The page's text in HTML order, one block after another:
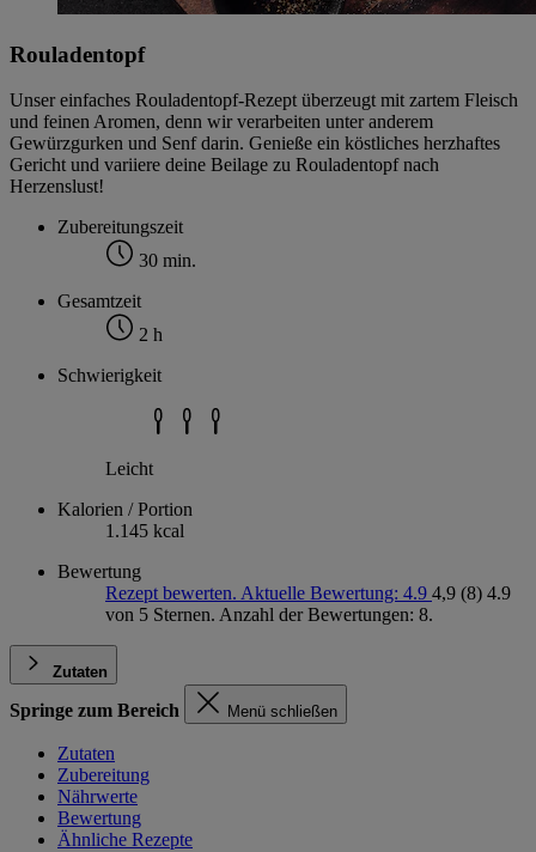
Rouladentopf
Unser einfaches Rouladentopf-Rezept überzeugt mit zartem Fleisch
und feinen Aromen, denn wir verarbeiten unter anderem
Gewürzgurken und Senf darin. Genieße ein köstliches herzhaftes
Gericht und variiere deine Beilage zu Rouladentopf nach
Herzenslust!
Zubereitungszeit
30 min.
Gesamtzeit
2 h
Schwierigkeit
Leicht
Kalorien / Portion
1.145 kcal
Bewertung
Rezept bewerten. Aktuelle Bewertung: 4.9 4,9 (8) 4.9
von 5 Sternen. Anzahl der Bewertungen: 8.
Zutaten
Springe zum Bereich Menü schließen
Zutaten
Zubereitung
Nährwerte
Bewertung
Ähnliche Rezepte